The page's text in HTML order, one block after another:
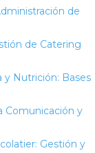
de
de Catering
y Nutrición: Bases
Comunicación y
Gestión y